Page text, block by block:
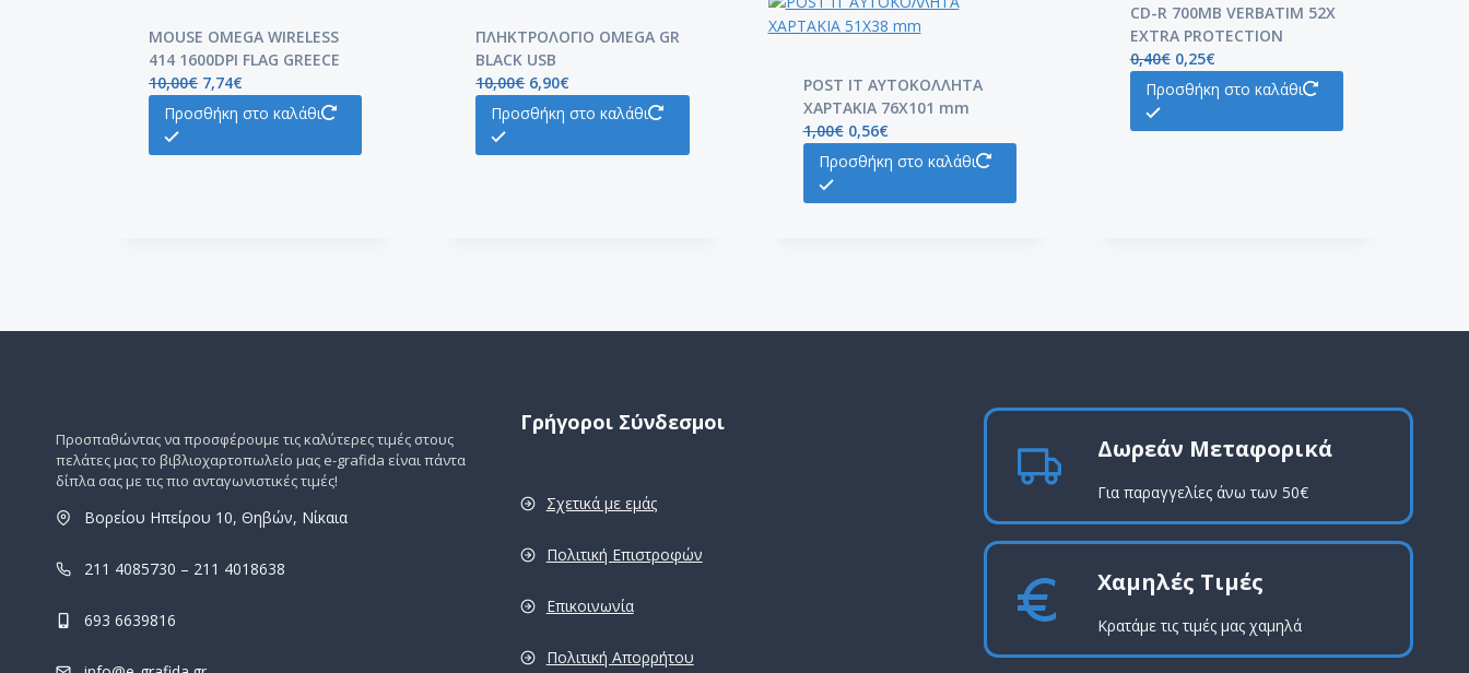
MOUSE OMEGA WIRELESS
414 1600DPI FLAG GREECE
10,00€ 7,74€
Προσθήκη στο καλάθι
ΠΛΗΚΤΡΟΛΟΓΙΟ OMEGA GR
BLACK USB
10,00€ 6,90€
Προσθήκη στο καλάθι
POST IT ΑΥΤΟΚΟΛΛΗΤΑ
ΧΑΡΤΑΚΙΑ 76X101 mm
1,00€ 0,56€
Προσθήκη στο καλάθι
CD-R 700MB VERBATIM 52X
EXTRA PROTECTION
0,40€ 0,25€
Προσθήκη στο καλάθι
Προσπαθώντας να προσφέρουμε τις καλύτερες τιμές στους
πελάτες μας το βιβλιοχαρτοπωλείο μας e-grafida είναι πάντα
δίπλα σας με τις πιο ανταγωνιστικές τιμές!
Βορείου Ηπείρου 10, Θηβών, Νίκαια
211 4085730 – 211 4018638
693 6639816
Γρήγοροι Σύνδεσμοι
Σχετικά με εμάς
Πολιτική Επιστροφών
Επικοινωνία
Πολιτική Απορρήτου
Δωρεάν Μεταφορικά
Για παραγγελίες άνω των 50€
Χαμηλές Τιμές
Κρατάμε τις τιμές μας χαμηλά